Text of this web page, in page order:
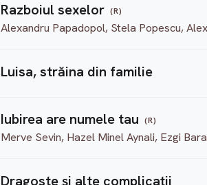
Razboiul sexelor (R)
Alexandru Papadopol, Stela Popescu,
Luisa, străina din familie
Iubirea are numele tau (R)
Merve Sevin, Hazel Minel Aynali, Ezgi
Dragoste şi alte complicaţii